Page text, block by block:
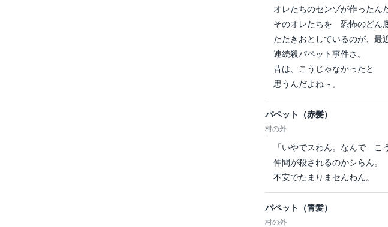
オレたちのセンゾが作ったん
そのオレたちを 恐怖のどん
たたきおとしているのが、最
連続殺パペット事件さ。
昔は、こうじゃなかったと
思うんだよね～。
パペット（赤髪）
村の外
「いやでスわん。なんで こ
仲間が殺されるのかシらん。
不安でたまりまセんわん。
パペット（青髪）
村の外